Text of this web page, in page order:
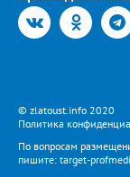
© zlatoust.info 2020
Политика
По вопросам
пишите: target-